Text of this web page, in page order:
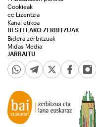
JARRAITU
Cookieak
cc Lizentzia
Kanal etikoa
BESTELAKO ZERBITZUAK
Bidera zerbitzuak
Midas Media